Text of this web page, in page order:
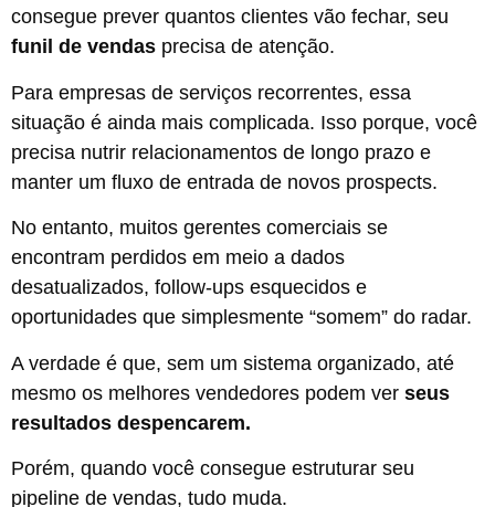
consegue prever quantos clientes vão fechar, seu
funil de vendas precisa de atenção.
Para empresas de serviços recorrentes, essa
situação é ainda mais complicada. Isso porque, você
precisa nutrir relacionamentos de longo prazo e
manter um fluxo de entrada de novos prospects.
No entanto, muitos gerentes comerciais se
encontram perdidos em meio a dados
desatualizados, follow-ups esquecidos e
oportunidades que simplesmente “somem” do radar.
A verdade é que, sem um sistema organizado, até
mesmo os melhores vendedores podem ver seus
resultados despencarem.
Porém, quando você consegue estruturar seu
pipeline de vendas, tudo muda.